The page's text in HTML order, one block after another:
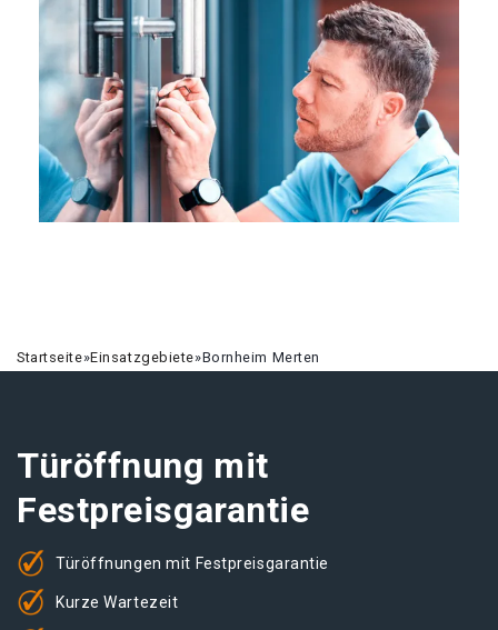
Startseite»Einsatzgebiete»Bornheim Merten
Türöffnung mit
Festpreisgarantie
Türöffnungen mit Festpreisgarantie
Kurze Wartezeit